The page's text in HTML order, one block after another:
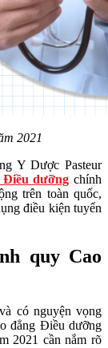
2021
Y Dược Pasteur
Điều dưỡng chính
trên toàn quốc,
điều kiện tuyển
quy Cao
có nguyện vọng
đẳng Điều dưỡng
2021 cần nắm rõ